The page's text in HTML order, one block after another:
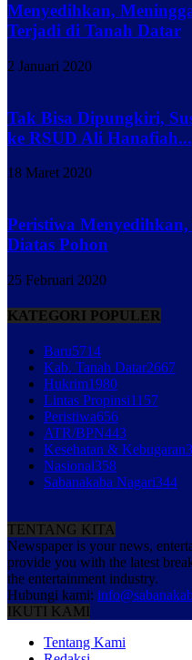
Menyedihkan,
Terjadi di Tanah Datar
2 Januari 2020
Tak Bisa Dipungkiri,
ke RSUD Ali Hanafiah...
18 Maret 2020
Peristiwa
Diatas Pohon
25 Februari 2020
KATEGORI POPULER
Baru5714
Kab. Tanah Datar2667
Hukrim1980
Lintas Propinsi1157
Peristiwa656
ATR/BPN443
Kesehatan & Kebugaran
Nasional358
Sabanakaba Nagari344
TENTANG KITA
Newspaper is your news,
provide you with the latest
the entertainment industry.
Hubungi kami:
IKUTI KAMI
Tentang Kami